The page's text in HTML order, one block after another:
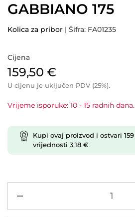
GABBIANO 175
Kolica za pribor | Šifra: FA01235
Cijena
159,50 €
U cijenu je uključen PDV (25%).
Vrijeme isporuke: 10 - 15 radnih dana.
Kupi ovaj proizvod i ostvari 159
vrijednosti 3,18 €